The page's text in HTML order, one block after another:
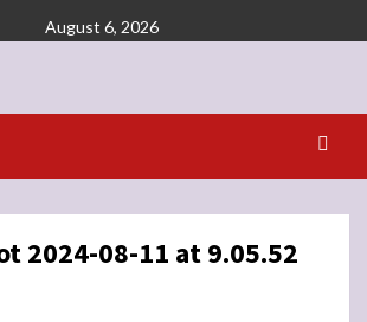
August 6, 2026
2024-08-11 at 9.05.52